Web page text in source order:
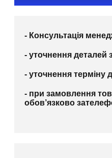
- Консультація
- уточнення деталей
- уточнення терміну
- при замовлення
обов’язково